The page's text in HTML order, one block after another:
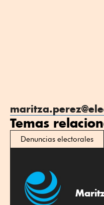
Temas
Denuncias electorales